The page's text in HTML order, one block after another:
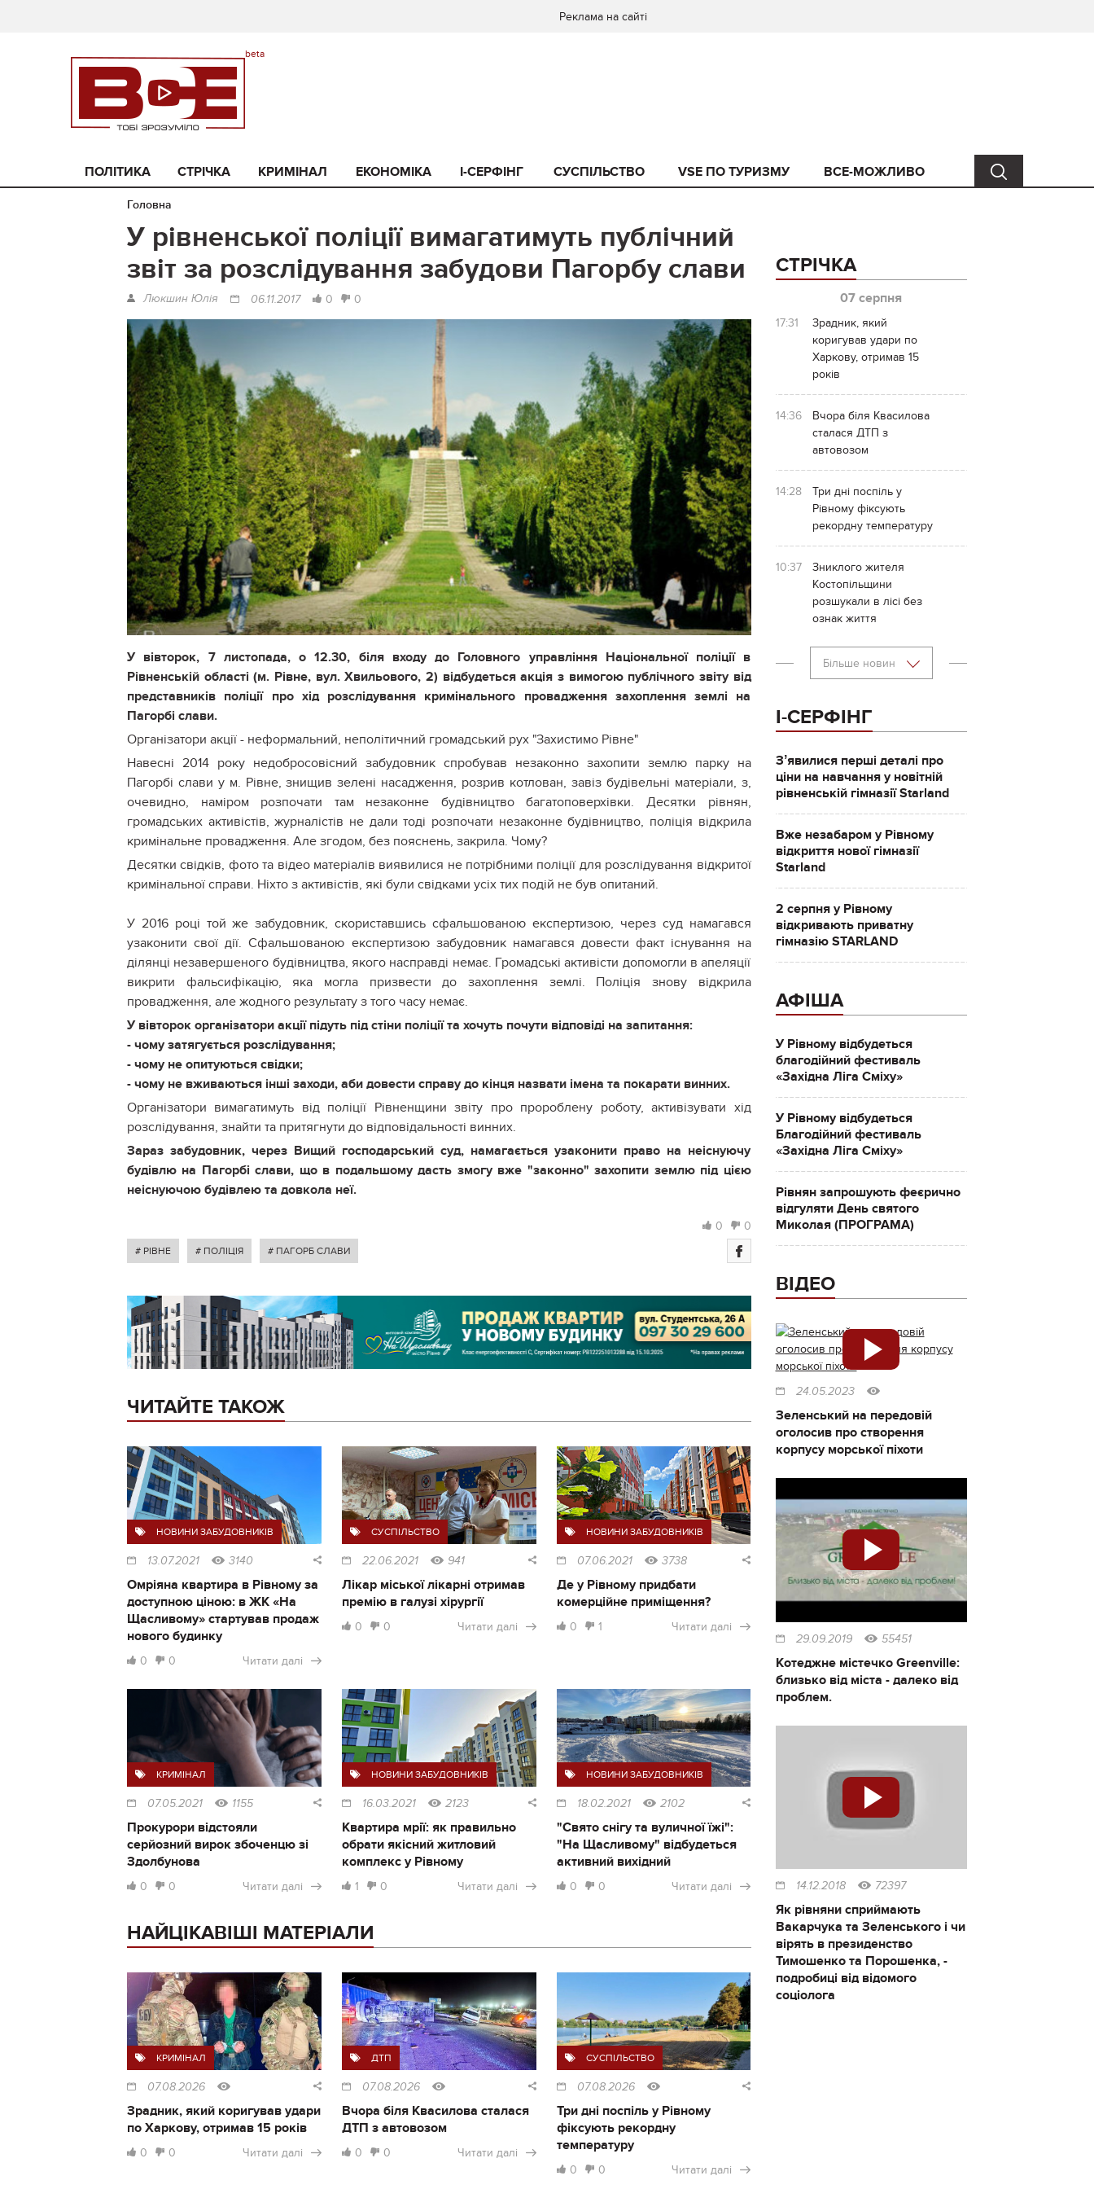
Реклама на сайті
ПОЛІТИКА СТРІЧКА КРИМІНАЛ ЕКОНОМІКА I-СЕРФІНГ СУСПІЛЬСТВО VSE ПО ТУРИЗМУ ВСЕ-МОЖЛИВО
Головна
У рівненської поліції вимагатимуть публічний
звіт за розслідування забудови Пагорбу слави
Люкшин Юлія 06.11.2017 0 0
У вівторок, 7 листопада, о 12.30, біля входу до Головного управління Національної поліції в
Рівненській області (м. Рівне, вул. Хвильового, 2) відбудеться акція з вимогою публічного звіту від
представників поліції про хід розслідування кримінального провадження захоплення землі на
Пагорбі слави.
Організатори акції - неформальний, неполітичний громадський рух "Захистимо Рівне"
Навесні 2014 року недобросовісний забудовник спробував незаконно захопити землю парку на
Пагорбі слави у м. Рівне, знищив зелені насадження, розрив котлован, завіз будівельні матеріали, з,
очевидно, наміром розпочати там незаконне будівництво багатоповерхівки. Десятки рівнян,
громадських активістів, журналістів не дали тоді розпочати незаконне будівництво, поліція відкрила
кримінальне провадження. Але згодом, без пояснень, закрила. Чому?
Десятки свідків, фото та відео матеріалів виявилися не потрібними поліції для розслідування відкритої
кримінальної справи. Ніхто з активістів, які були свідками усіх тих подій не був опитаний.
У 2016 році той же забудовник, скориставшись сфальшованою експертизою, через суд намагався
узаконити свої дії. Сфальшованою експертизою забудовник намагався довести факт існування на
ділянці незавершеного будівництва, якого насправді немає. Громадські активісти допомогли в апеляції
викрити фальсифікацію, яка могла призвести до захоплення землі. Поліція знову відкрила
провадження, але жодного результату з того часу немає.
У вівторок організатори акції підуть під стіни поліції та хочуть почути відповіді на запитання:
- чому затягується розслідування;
- чому не опитуються свідки;
- чому не вживаються інші заходи, аби довести справу до кінця назвати імена та покарати винних.
Організатори вимагатимуть від поліції Рівненщини звіту про пророблену роботу, активізувати хід
розслідування, знайти та притягнути до відповідальності винних.
Зараз забудовник, через Вищий господарський суд, намагається узаконити право на неіснуючу
будівлю на Пагорбі слави, що в подальшому дасть змогу вже "законно" захопити землю під цією
неіснуючою будівлею та довкола неї.
0 0
# РІВНЕ # ПОЛІЦІЯ # ПАГОРБ СЛАВИ
ЧИТАЙТЕ ТАКОЖ
НОВИНИ ЗАБУДОВНИКІВ
13.07.2021 3140
Омріяна квартира в Рівному за
доступною ціною: в ЖК «На
Щасливому» стартував продаж
нового будинку
0 0 Читати далі
СУСПІЛЬСТВО
22.06.2021 941
Лікар міської лікарні отримав
премію в галузі хірургії
0 0 Читати далі
НОВИНИ ЗАБУДОВНИКІВ
07.06.2021 3738
Де у Рівному придбати
комерційне приміщення?
0 1 Читати далі
КРИМІНАЛ
07.05.2021 1155
Прокурори відстояли
серйозний вирок збоченцю зі
Здолбунова
0 0 Читати далі
НОВИНИ ЗАБУДОВНИКІВ
16.03.2021 2123
Квартира мрії: як правильно
обрати якісний житловий
комплекс у Рівному
1 0 Читати далі
НОВИНИ ЗАБУДОВНИКІВ
18.02.2021 2102
"Свято снігу та вуличної їжі":
"На Щасливому" відбудеться
активний вихідний
0 0 Читати далі
НАЙЦІКАВІШІ МАТЕРІАЛИ
КРИМІНАЛ
07.08.2026
Зрадник, який коригував удари
по Харкову, отримав 15 років
0 0 Читати далі
ДТП
07.08.2026
Вчора біля Квасилова сталася
ДТП з автовозом
0 0 Читати далі
СУСПІЛЬСТВО
07.08.2026
Три дні поспіль у Рівному
фіксують рекордну
температуру
0 0 Читати далі
СТРІЧКА
07 серпня
17:31
Зрадник, який
коригував удари по
Харкову, отримав 15
років
14:36
Вчора біля Квасилова
сталася ДТП з
автовозом
14:28
Три дні поспіль у
Рівному фіксують
рекордну температуру
10:37
Зниклого жителя
Костопільщини
розшукали в лісі без
ознак життя
Більше новин
І-СЕРФІНГ
Зʼявилися перші деталі про
ціни на навчання у новітній
рівненській гімназії Starland
Вже незабаром у Рівному
відкриття нової гімназії
Starland
2 серпня у Рівному
відкривають приватну
гімназію STARLAND
АФІША
У Рівному відбудеться
благодійний фестиваль
«Західна Ліга Сміху»
У Рівному відбудеться
Благодійний фестиваль
«Західна Ліга Сміху»
Рівнян запрошують феєрично
відгуляти День святого
Миколая (ПРОГРАМА)
ВІДЕО
24.05.2023
Зеленський на передовій
оголосив про створення
корпусу морської піхоти
29.09.2019 55451
Котеджне містечко Greenville:
близько від міста - далеко від
проблем.
14.12.2018 72397
Як рівняни сприймають
Вакарчука та Зеленського і чи
вірять в президенство
Тимошенко та Порошенка, -
подробиці від відомого
соціолога